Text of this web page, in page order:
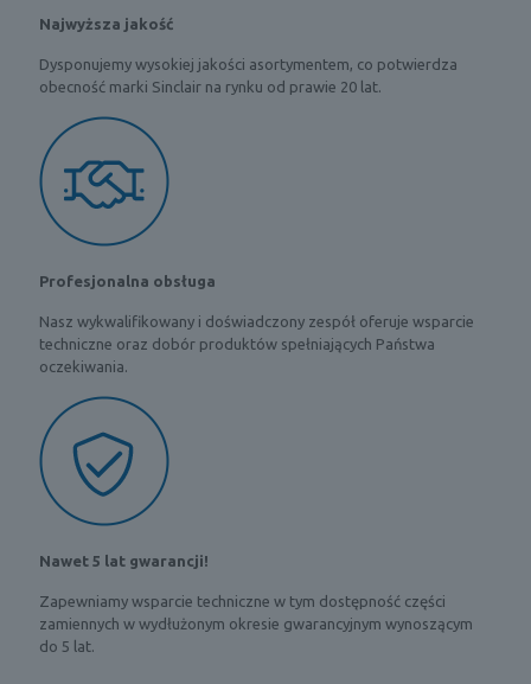
Najwyższa jakość
Dysponujemy wysokiej jakości asortymentem, co potwierdza
obecność marki Sinclair na rynku od prawie 20 lat.
Profesjonalna obsługa
Nasz wykwalifikowany i doświadczony zespół oferuje wsparcie
techniczne oraz dobór produktów spełniających Państwa
oczekiwania.
Nawet 5 lat gwarancji!
Zapewniamy wsparcie techniczne w tym dostępność części
zamiennych w wydłużonym okresie gwarancyjnym wynoszącym
do 5 lat.